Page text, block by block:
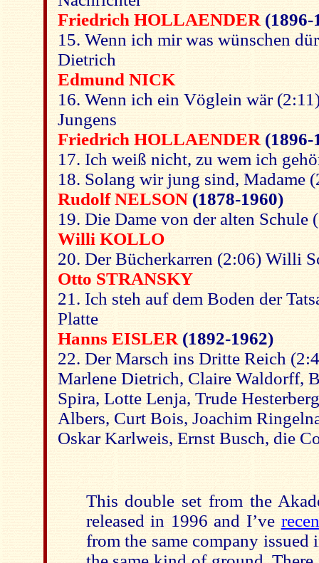
Friedrich HOLLAENDER (1896-
15. Wenn ich mir was wünschen
Dietrich
Edmund NICK
16. Wenn ich ein Vöglein wär
Jungens
Friedrich HOLLAENDER (1896-
17. Ich weiß nicht, zu wem ich
18. Solang wir jung sind, Madame
Rudolf NELSON(1878-1960)
19. Die Dame von der alten
Willi KOLLO
20. Der Bücherkarren (2:06) Willi
Otto STRANSKY
21. Ich steh auf dem Boden der
Platte
Hanns EISLER (1892-1962)
22. Der Marsch ins Dritte Reich
Marlene Dietrich, Claire Waldorff,
Spira, Lotte Lenja, Trude
Albers, Curt Bois, Joachim
Oskar Karlweis, Ernst Busch, die
This double set from the
released in 1996 and I’ve
from the same company